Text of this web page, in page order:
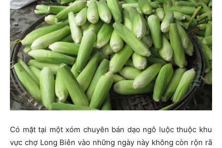
Có mặt tại một xóm chuyên bán dạo ngô luộc thuộc khu
vực chợ Long Biên vào những ngày này không còn rộn rã